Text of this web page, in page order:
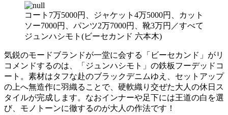
コート7万5000円、ジャケット4万5000円、カット
ソー7000円、パンツ2万7000円、靴3万円／すべて
ジュンハシモト(ビーセカンド 六本木)
気鋭のモードブランドが一堂に会する「ビーセカンド」がリ
コメンドするのは、「ジュンハシモト」の鉄板フーデッドコ
ート。素材はタフな赴のブラックデニムゆえ、セットアップ
の上へ無造作に羽織ることで、硬軟織り交ぜた大人の休日ス
タイルが完成します。なおインナーや足下には王道の白を選
び、モノトーンに徹するのが大人の作法です！